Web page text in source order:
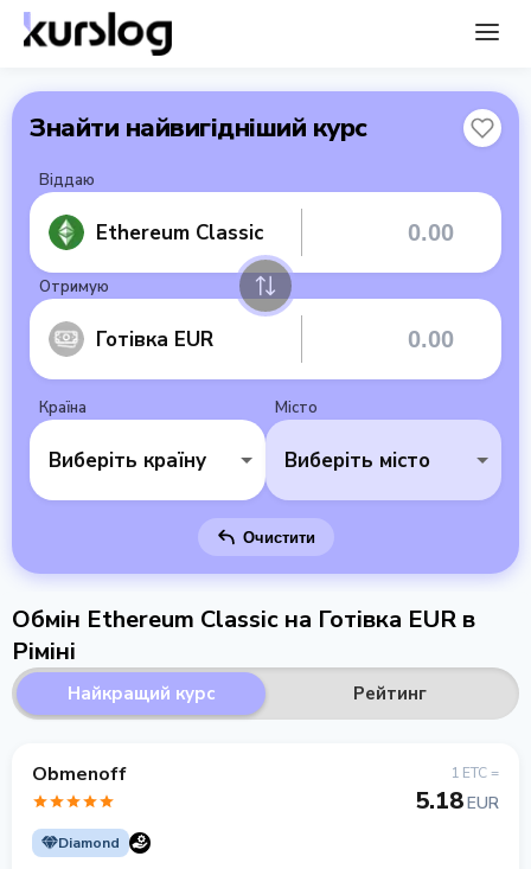
Знайти найвигідніший курс
Віддаю
Ethereum Classic
Отримую
Готівка EUR
Країна
Виберіть країну
Місто
Виберіть місто
Очистити
Обмін Ethereum Classic на Готівка EUR в
Ріміні
Найкращий курс Рейтинг
Obmenoff
Diamond
1 ETC =
5.18EUR